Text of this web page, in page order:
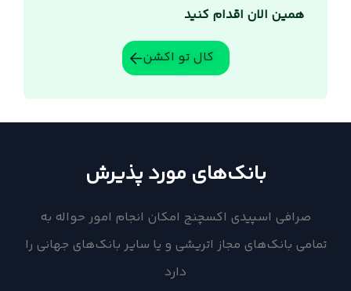
همین الان اقدام کنید
کال تو اکشن
بانک‌های مورد پذیرش
صرافی اسپیدی اکسچنج امکان انجام امور حواله به
تمامی بانک‌های مجاز اتریشی و یا سایر بانک‌های جهانی را
دارد